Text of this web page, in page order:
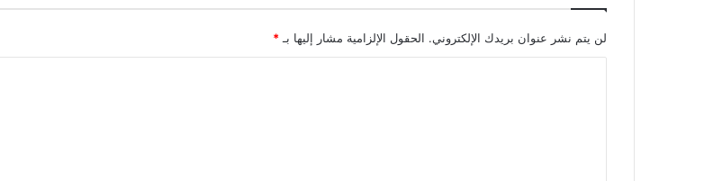
لن يتم نشر عنوان بريدك الإلكتروني. الحقول الإلزامية مشار إليها بـ*